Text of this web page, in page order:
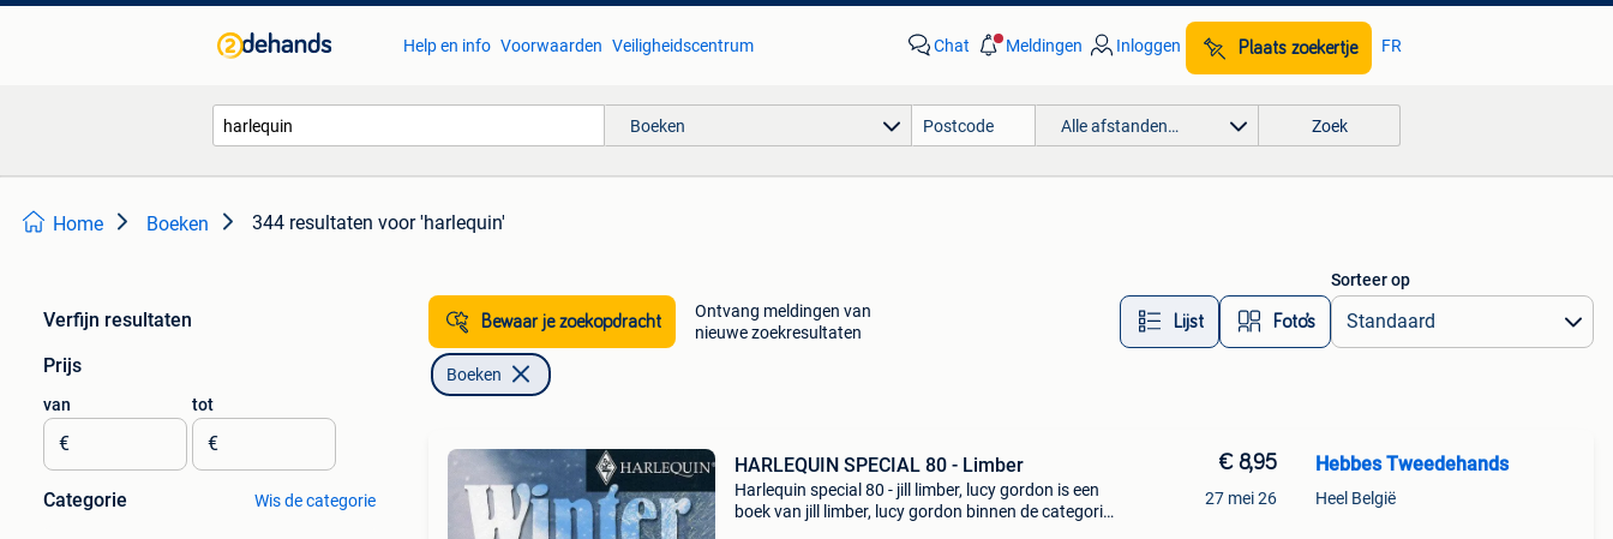
Help en info Voorwaarden Veiligheidscentrum Chat Meldingen Inloggen Plaats zoekertje FR
Boeken Alle afstanden… Zoek
Home Boeken 344 resultaten voor 'harlequin'
Verfijn resultaten
Prijs
van
€
tot
€
Categorie Wis de categorie
Bewaar je zoekopdracht
Ontvang meldingen van
nieuwe zoekresultaten
Lijst Foto’s
Sorteer op
Boeken
HARLEQUIN SPECIAL 80 - Limber
Harlequin special 80 - jill limber, lucy gordon is een
boek van jill limber, lucy gordon binnen de categorie
€ 8,95
27 mei 26
Hebbes Tweedehands
Heel België